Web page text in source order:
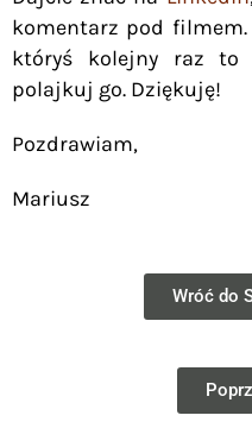
komentarz pod
któryś kolejny raz
polajkuj go. Dziękuję!
Pozdrawiam,
Mariusz
Wróć do